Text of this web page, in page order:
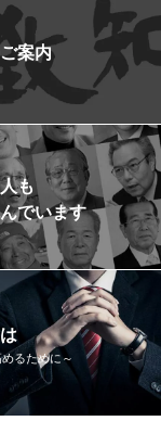
案内
も
でいます
るために～